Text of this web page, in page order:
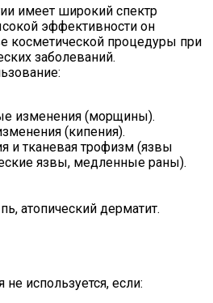
имеет широкий спектр
эффективности он
косметической процедуры при
заболеваний.
изменения (морщины).
(кипения).
и тканевая трофизм (язвы
язвы, медленные раны).
атопический дерматит.
не используется, если: